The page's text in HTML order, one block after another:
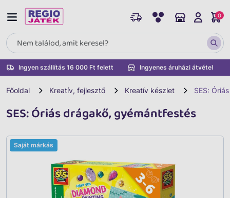
Ingyen szállítás 16 000 Ft felett Ingyenes áruházi átvétel
0
Főoldal Kreatív, fejlesztő Kreatív készlet SES:
SES: Óriás drágakő, gyémántfestés
Saját márkás